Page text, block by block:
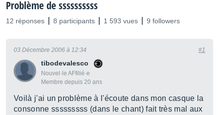
Problème de ssssssssss
12 réponses 8 participants 1 593 vues 9 followers
tibodevalesco
Nouvel·le AFfilié·e
Membre depuis 20 ans
03 Décembre 2006 à 12:34 #1
Voilà j'ai un problème à l'écoute dans mon casque la
consonne sssssssss (dans le chant) fait très mal aux